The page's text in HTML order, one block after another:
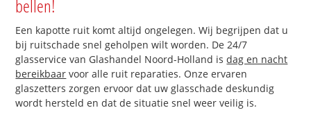
bellen!
Een kapotte ruit komt altijd ongelegen. Wij begrijpen dat u
bij ruitschade snel geholpen wilt worden. De 24/7
glasservice van Glashandel Noord-Holland isdag en nacht
bereikbaar voor alle ruit reparaties. Onze ervaren
glaszetters zorgen ervoor dat uw glasschade deskundig
wordt hersteld en dat de situatie snel weer veilig is.